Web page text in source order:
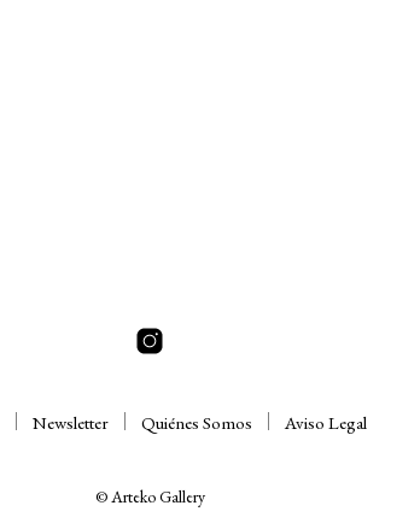
Newsletter Quiénes Somos Aviso Legal
© Arteko Gallery